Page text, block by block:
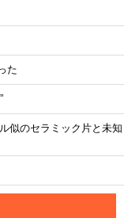
た
似のセラミック片と未知